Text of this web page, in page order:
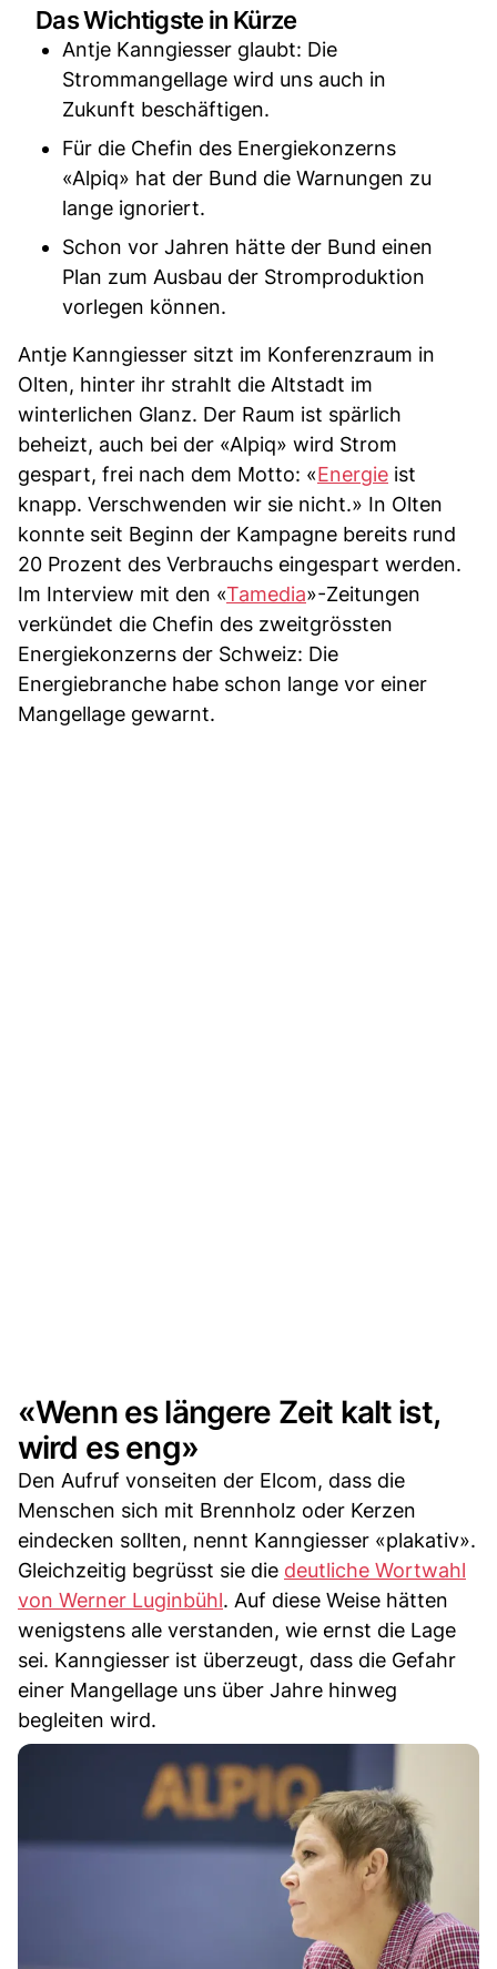
Das Wichtigste in Kürze
Antje Kanngiesser glaubt: Die
Strommangellage wird uns auch in
Zukunft beschäftigen.
Für die Chefin des Energiekonzerns
«Alpiq» hat der Bund die Warnungen zu
lange ignoriert.
Schon vor Jahren hätte der Bund einen
Plan zum Ausbau der Stromproduktion
vorlegen können.
Antje Kanngiesser sitzt im Konferenzraum in
Olten, hinter ihr strahlt die Altstadt im
winterlichen Glanz. Der Raum ist spärlich
beheizt, auch bei der «Alpiq» wird Strom
gespart, frei nach dem Motto: «Energie ist
knapp. Verschwenden wir sie nicht.» In Olten
konnte seit Beginn der Kampagne bereits rund
20 Prozent des Verbrauchs eingespart werden.
Im Interview mit den «Tamedia»-Zeitungen
verkündet die Chefin des zweitgrössten
Energiekonzerns der Schweiz: Die
Energiebranche habe schon lange vor einer
Mangellage gewarnt.
«Wenn es längere Zeit kalt ist,
wird es eng»
Den Aufruf vonseiten der Elcom, dass die
Menschen sich mit Brennholz oder Kerzen
eindecken sollten, nennt Kanngiesser «plakativ».
Gleichzeitig begrüsst sie die deutliche Wortwahl
von Werner Luginbühl. Auf diese Weise hätten
wenigstens alle verstanden, wie ernst die Lage
sei. Kanngiesser ist überzeugt, dass die Gefahr
einer Mangellage uns über Jahre hinweg
begleiten wird.